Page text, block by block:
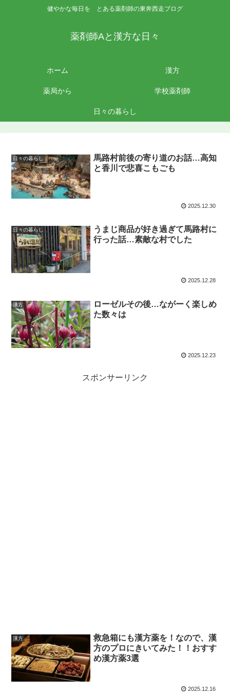
健やかな毎日を とある薬剤師の東奔西走ブログ
薬剤師Aと漢方な日々
ホーム 漢方
薬局から 学校薬剤師
日々の暮らし
日々の暮らし
馬路村前後の寄り道のお話…高知
と香川で悲喜こもごも
2025.12.30
日々の暮らし
うまじ商品が好き過ぎて馬路村に
行った話…素敵な村でした
2025.12.28
漢方
ローゼルその後…ながーく楽しめ
た数々は
2025.12.23
スポンサーリンク
漢方
救急箱にも漢方薬を！なので、漢
方のプロにきいてみた！！おすす
め漢方薬3選
2025.12.16